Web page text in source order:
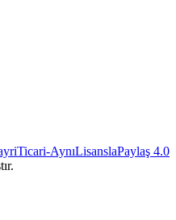
AynıLisanslaPaylaş 4.0